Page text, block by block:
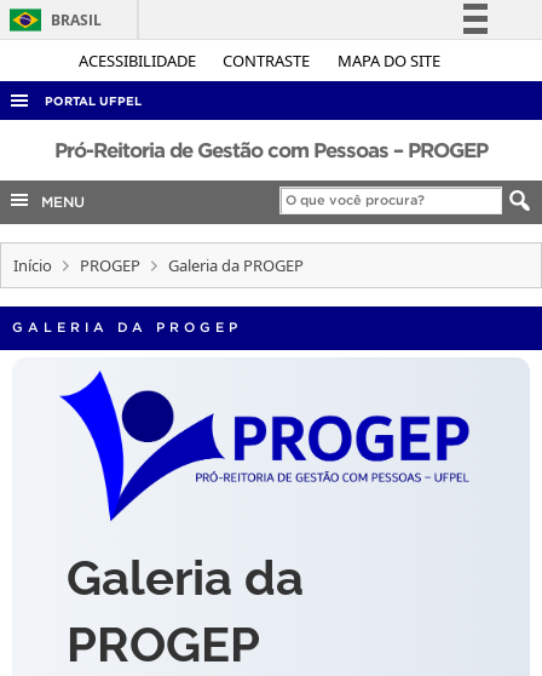
ACESSIBILIDADE CONTRASTE MAPA DO SITE
BRASIL
Simplifique!
Legislação
Canais
PORTAL UFPEL
ACESSO À INFORMAÇÃO
AUDITORIA
COBALTO
CONCURSOS
EDITAIS
INTERNACIONAL
OUVIDORIA
PORTARIAS
TELEFONES
Pró-Reitoria de Gestão com Pessoas – PROGEP
MENU
Início PROGEP Galeria da PROGEP
GALERIA DA PROGEP
Galeria da
PROGEP